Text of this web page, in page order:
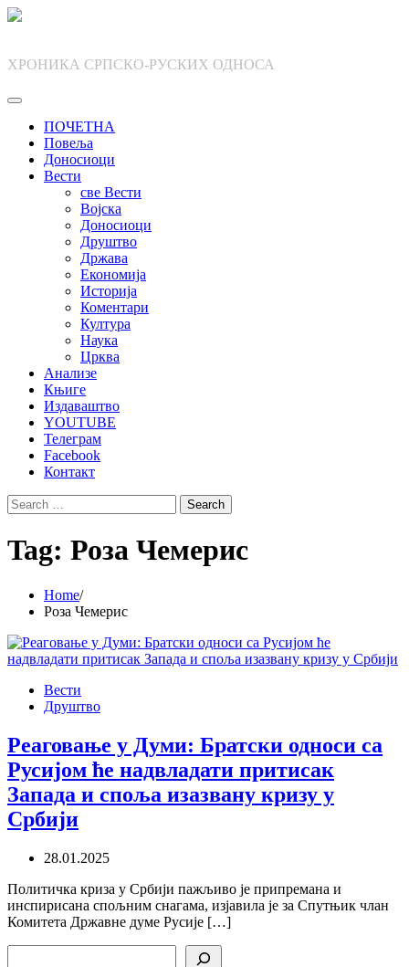
Skip
ХРОНИКА СРПСКО-РУСКИХ ОДНОСА
ПОЧЕТНА
Повеља
Доносиоци
Вести
све Вести
Војска
Доносиоци
Друштво
Држава
Економија
Историја
Коментари
Култура
Наука
Црква
Анализе
Књиге
Издаваштво
YOUTUBE
Телеграм
Facebook
Контакт
Search
for:
Tag: Роза Чемерис
Home
Роза Чемерис
Вести
Друштво
Реаговање у Думи: Братски односи са
Русијом ће надвладати притисак
Запада и споља изазвану кризу у
Србији
28.01.2025
Политичка криза у Србији пажљиво је припремана и
инспирисана спољним снагама, изјавила је за Спутњик члан
Комитета Државне думе Русије […]